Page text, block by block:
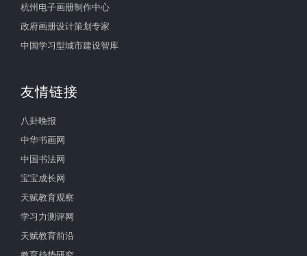
杭州电子画册制作中心
政府画册设计策划专家
中国学习型城市建设智库
友情链接
八卦晚报
中华书画网
中国书法网
宝宝成长网
天赋教育观察
学习力测评网
天赋教育前沿